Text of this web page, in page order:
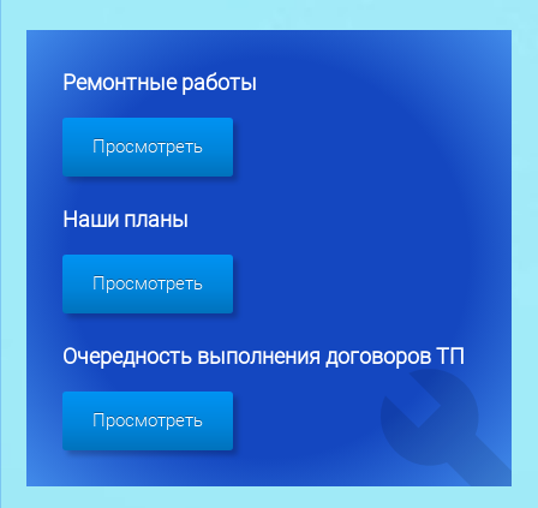
Ремонтные работы
Просмотреть
Наши планы
Просмотреть
Очередность выполнения договоров ТП
Просмотреть